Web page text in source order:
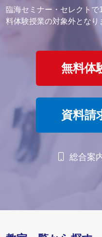
び⑦を利用させていただき
す。
（2） 教室内の掲示物及び
テストの結果や成績等を実
（3） 入塾及び新しい講座
びかけのご案内等のＤＭの
ただくことがございます。
3. ご提出いただいた個人情
除いて、同意なく第三者へ
4. ご提出いただいた個人情
おいてグループ会社及び外
臨海セミナー・セレクト
料体験授業の対象外となり
無料体
資料請
総合案